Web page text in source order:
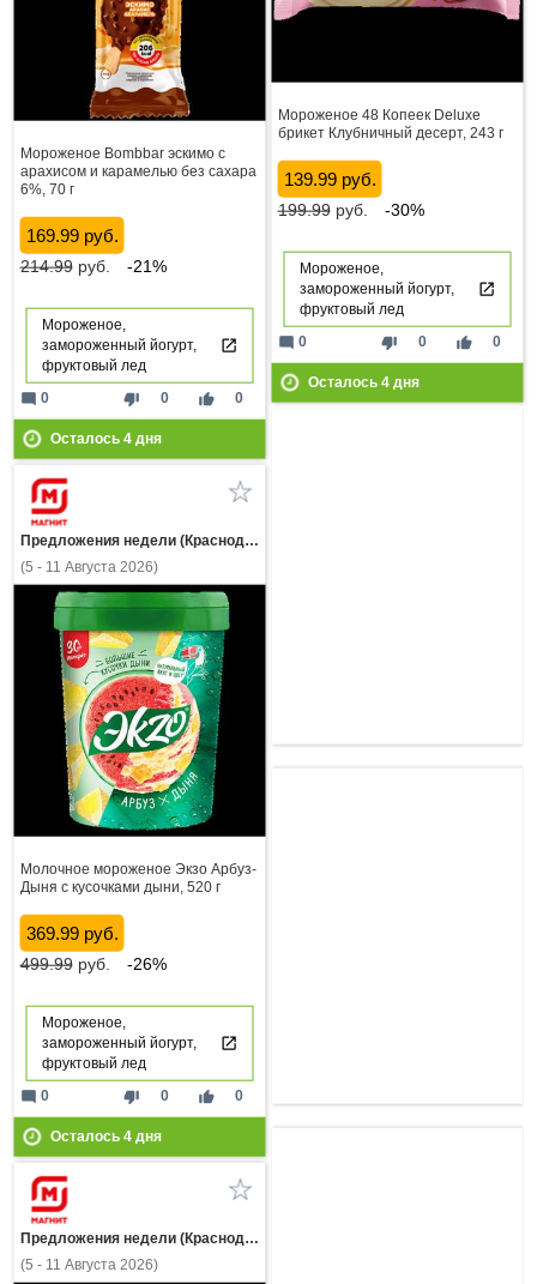
Мороженое 48 Копеек Deluxe
брикет Клубничный десерт, 243 г
139.99 руб.
199.99руб. -30%
Мороженое,
замороженный йогурт,
фруктовый лед
thumb_down 0 thumb_up 0
mode_comment 0
Осталось 4дня
Мороженое Bombbar эскимо с
арахисом и карамелью без сахара
6%, 70 г
169.99 руб.
214.99руб. -21%
Мороженое,
замороженный йогурт,
фруктовый лед
thumb_down 0 thumb_up 0
mode_comment 0
Осталось 4дня
Предложения недели (Краснодарский край)
(5 - 11 Августа 2026)
Молочное мороженое Экзо Арбуз-
Дыня с кусочками дыни, 520 г
369.99 руб.
499.99руб. -26%
Мороженое,
замороженный йогурт,
фруктовый лед
thumb_down 0 thumb_up 0
mode_comment 0
Осталось 4дня
Предложения недели (Краснодарский край)
(5 - 11 Августа 2026)